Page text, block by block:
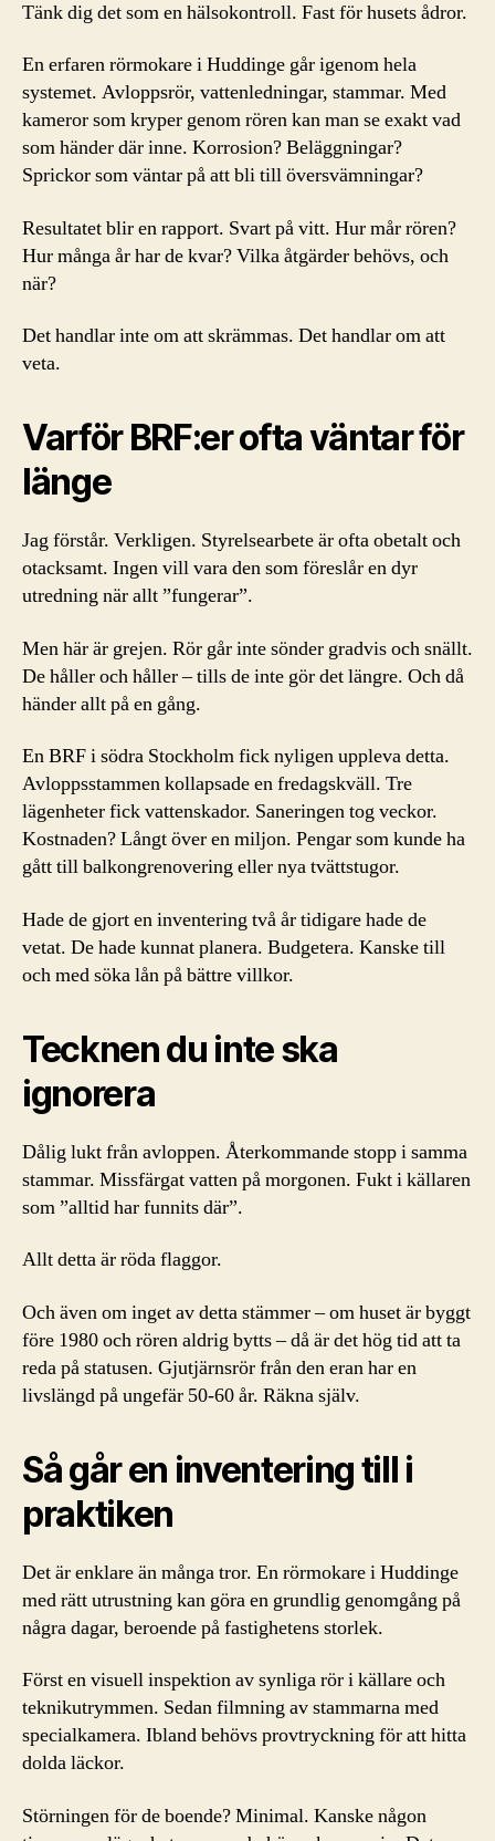
Tänk dig det som en hälsokontroll. Fast för husets ådror.
En erfaren rörmokare i Huddinge går igenom hela
systemet. Avloppsrör, vattenledningar, stammar. Med
kameror som kryper genom rören kan man se exakt vad
som händer där inne. Korrosion? Beläggningar?
Sprickor som väntar på att bli till översvämningar?
Resultatet blir en rapport. Svart på vitt. Hur mår rören?
Hur många år har de kvar? Vilka åtgärder behövs, och
när?
Det handlar inte om att skrämmas. Det handlar om att
veta.
Varför BRF:er ofta väntar för
länge
Jag förstår. Verkligen. Styrelsearbete är ofta obetalt och
otacksamt. Ingen vill vara den som föreslår en dyr
utredning när allt ”fungerar”.
Men här är grejen. Rör går inte sönder gradvis och snällt.
De håller och håller – tills de inte gör det längre. Och då
händer allt på en gång.
En BRF i södra Stockholm fick nyligen uppleva detta.
Avloppsstammen kollapsade en fredagskväll. Tre
lägenheter fick vattenskador. Saneringen tog veckor.
Kostnaden? Långt över en miljon. Pengar som kunde ha
gått till balkongrenovering eller nya tvättstugor.
Hade de gjort en inventering två år tidigare hade de
vetat. De hade kunnat planera. Budgetera. Kanske till
och med söka lån på bättre villkor.
Tecknen du inte ska
ignorera
Dålig lukt från avloppen. Återkommande stopp i samma
stammar. Missfärgat vatten på morgonen. Fukt i källaren
som ”alltid har funnits där”.
Allt detta är röda flaggor.
Och även om inget av detta stämmer – om huset är byggt
före 1980 och rören aldrig bytts – då är det hög tid att ta
reda på statusen. Gjutjärnsrör från den eran har en
livslängd på ungefär 50-60 år. Räkna själv.
Så går en inventering till i
praktiken
Det är enklare än många tror. En rörmokare i Huddinge
med rätt utrustning kan göra en grundlig genomgång på
några dagar, beroende på fastighetens storlek.
Först en visuell inspektion av synliga rör i källare och
teknikutrymmen. Sedan filmning av stammarna med
specialkamera. Ibland behövs provtryckning för att hitta
dolda läckor.
Störningen för de boende? Minimal. Kanske någon